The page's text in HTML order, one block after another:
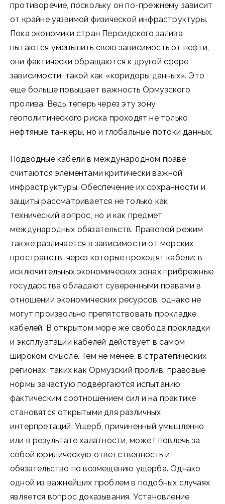
противоречие, поскольку он по-прежнему зависит
от крайне уязвимой физической инфраструктуры.
Пока экономики стран Персидского залива
пытаются уменьшить свою зависимость от нефти,
они фактически обращаются к другой сфере
зависимости, такой как «коридоры данных». Это
еще больше повышает важность Ормузского
пролива. Ведь теперь через эту зону
геополитического риска проходят не только
нефтяные танкеры, но и глобальные потоки данных.
Подводные кабели в международном праве
считаются элементами критически важной
инфраструктуры. Обеспечение их сохранности и
защиты рассматривается не только как
технический вопрос, но и как предмет
международных обязательств. Правовой режим
также различается в зависимости от морских
пространств, через которые проходят кабели: в
исключительных экономических зонах прибрежные
государства обладают суверенными правами в
отношении экономических ресурсов, однако не
могут произвольно препятствовать прокладке
кабелей. В открытом море же свобода прокладки
и эксплуатации кабелей действует в самом
широком смысле. Тем не менее, в стратегических
регионах, таких как Ормузский пролив, правовые
нормы зачастую подвергаются испытанию
фактическим соотношением сил и на практике
становятся открытыми для различных
интерпретаций. Ущерб, причиненный умышленно
или в результате халатности, может повлечь за
собой юридическую ответственность и
обязательство по возмещению ущерба. Однако
одной из важнейших проблем в подобных случаях
является вопрос доказывания. Установление